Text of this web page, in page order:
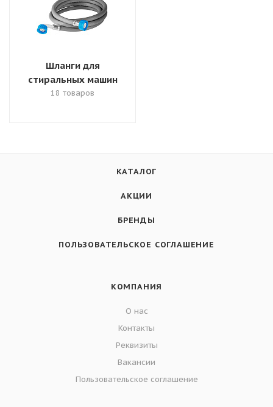
Шланги для
стиральных машин
18 товаров
КАТАЛОГ
АКЦИИ
БРЕНДЫ
ПОЛЬЗОВАТЕЛЬСКОЕ СОГЛАШЕНИЕ
КОМПАНИЯ
О нас
Контакты
Реквизиты
Вакансии
Пользовательское соглашение